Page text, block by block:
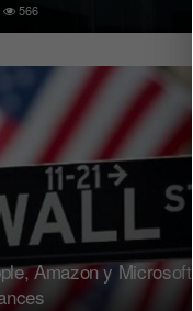
566
Amazon y Microsoft